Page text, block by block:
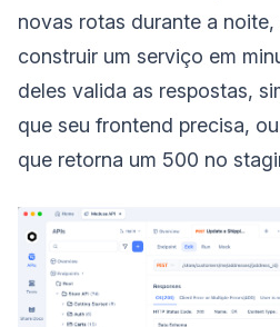
novas rotas durante a
construir um serviço em
deles valida as respostas,
que seu frontend precisa,
que retorna um 500 no